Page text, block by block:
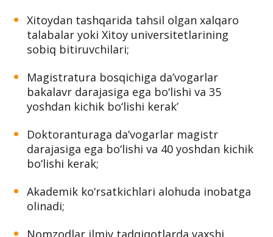
Xitoydan tashqarida tahsil olgan xalqaro
talabalar yoki Xitoy universitetlarining
sobiq bitiruvchilari;
Magistratura bosqichiga da’vogarlar
bakalavr darajasiga ega bo‘lishi va 35
yoshdan kichik bo‘lishi kerak’
Doktoranturaga da’vogarlar magistr
darajasiga ega bo‘lishi va 40 yoshdan kichik
bo‘lishi kerak;
Akademik ko‘rsatkichlari alohuda inobatga
olinadi;
Nomzodlar ilmiy tadqiqotlarda yaxshi